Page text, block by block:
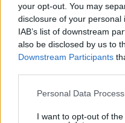
your opt-out. You may
disclosure of your
IAB’s list of downstream
also be disclosed by us to
Downstream Participants
Personal Data
I want to opt-out of
Szerzői jogok
Adatvédelmi
Cookie-kezelési
Hozzászólási
Nyomtatott
Székely Hírmondó